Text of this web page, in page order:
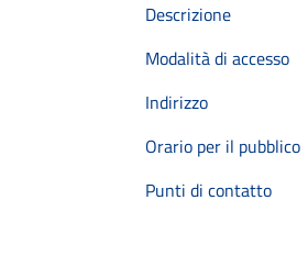
Descrizione
Modalità di accesso
Indirizzo
Orario per il pubblico
Punti di contatto